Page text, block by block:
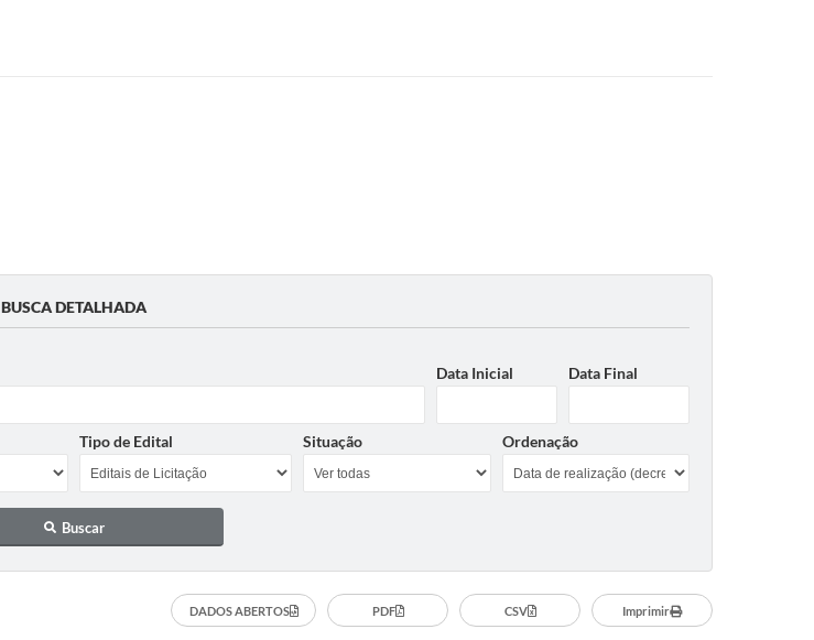
BUSCA DETALHADA
Data Inicial Data Final
Tipo de Edital Situação Ordenação
Buscar
DADOS ABERTOS PDF CSV Imprimir